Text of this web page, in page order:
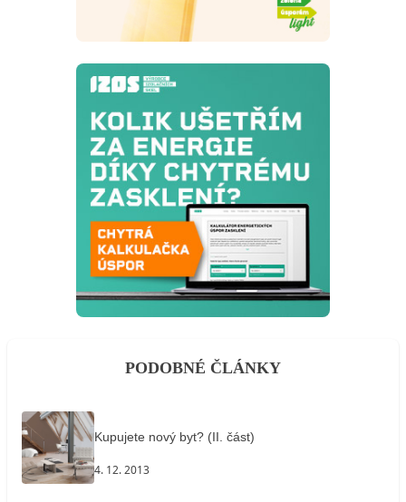
PODOBNÉ ČLÁNKY
Kupujete nový byt? (II. část)
4. 12. 2013